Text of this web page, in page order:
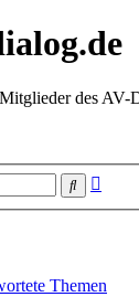
des AV-
Suche
Themen